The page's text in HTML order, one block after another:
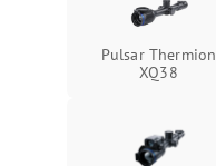
Неисправность системы
перенапряженияPulsar Thermion
XQ38